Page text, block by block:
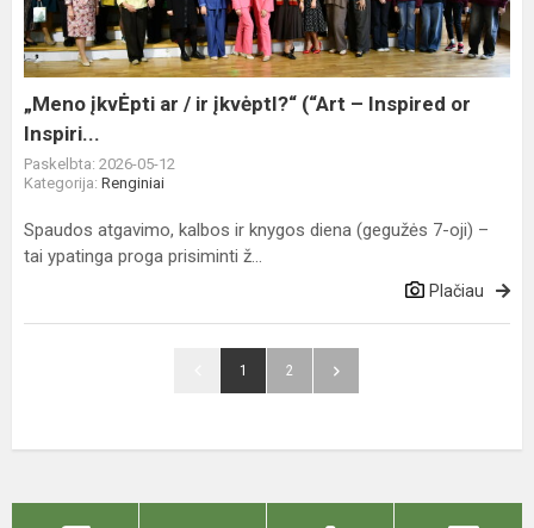
ir
įkvėptI?“
(“Art
–
Inspired
or
Inspiri...
„Meno įkvĖpti ar / ir įkvėptI?“ (“Art – Inspired or
Inspiri...
Paskelbta: 2026-05-12
Kategorija: Renginiai
Spaudos atgavimo, kalbos ir knygos diena (gegužės 7-oji) –
tai ypatinga proga prisiminti ž...
Plačiau
1 2